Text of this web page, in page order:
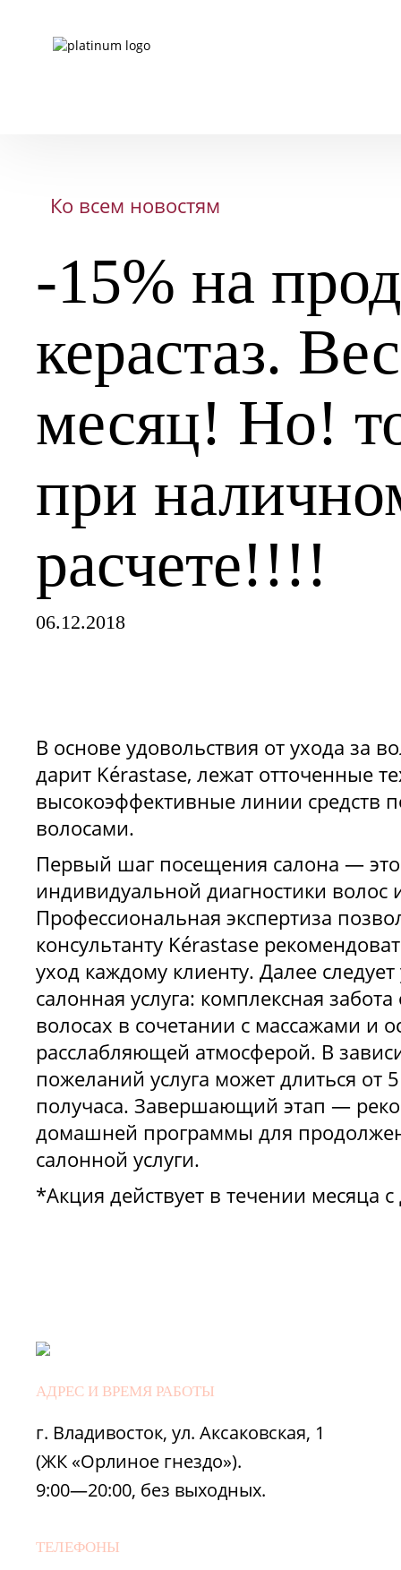
Ко всем новостям
-15% на
керастаз.
месяц! Но!
при
расчете!!!!
06.12.2018
В основе удовольствия от ухода за
дарит Kérastase, лежат отточенные
высокоэффективные линии средств
волосами.
Первый шаг посещения салона —
индивидуальной диагностики волос
Профессиональная экспертиза
консультанту Kérastase
уход каждому клиенту. Далее
салонная услуга: комплексная
волосах в сочетании с массажами и
расслабляющей атмосферой. В
пожеланий услуга может длиться от
получаса. Завершающий этап —
домашней программы для
салонной услуги.
*Акция действует в течении месяца
АДРЕС И ВРЕМЯ РАБОТЫ
г. Владивосток, ул. Аксаковская, 1
(ЖК «Орлиное гнездо»).
9:00—20:00, без выходных.
ТЕЛЕФОНЫ